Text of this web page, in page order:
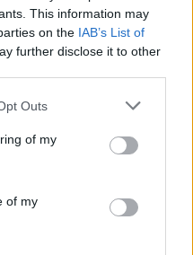
This information may
on the IAB’s List of
further disclose it to other
Outs
of my
of my
nyelvi minősége.
csak akkor, ha az
százalékot, de legalább 12